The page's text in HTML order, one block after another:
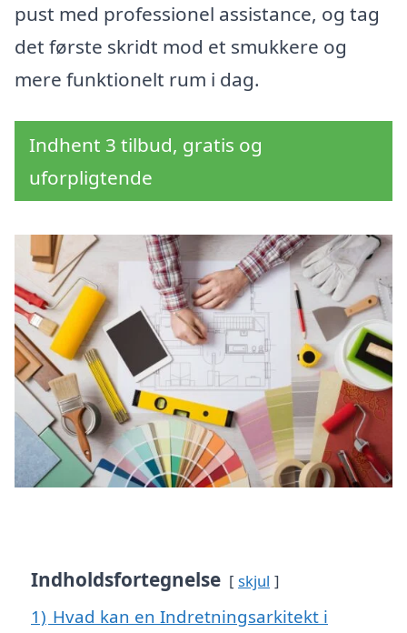
pust med professionel assistance, og tag
det første skridt mod et smukkere og
mere funktionelt rum i dag.
Indhent 3 tilbud, gratis og
uforpligtende
Indholdsfortegnelse skjul
1) Hvad kan en Indretningsarkitekt i